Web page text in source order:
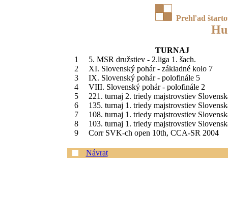
Prehľad
TURNAJ
1
5. MSR družstiev - 2.liga 1. šach.
2
XI. Slovenský pohár - základné kolo 7
3
IX. Slovenský pohár - polofinále 5
4
VIII. Slovenský pohár - polofinále 2
5
221. turnaj 2. triedy majstrovstiev
6
135. turnaj 1. triedy majstrovstiev
7
108. turnaj 1. triedy majstrovstiev
8
103. turnaj 1. triedy majstrovstiev
9
Corr SVK-ch open 10th, CCA-SR 2004
Návrat